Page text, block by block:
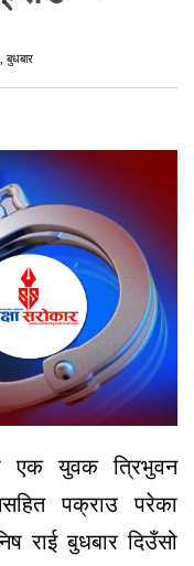
बुधबार
एक युवक त्रिभुवन
पक्राउ परेका
राई बुधबार दिउँसो